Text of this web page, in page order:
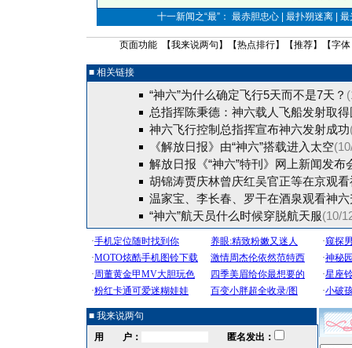
十一新闻之“最”： 最赤胆忠心 | 最扑朔迷离 |
页面功能 【我来说两句 】【热点排行】【推荐】【字体
■ 相关链接
“神六”为什么确定飞行5天而不是7天？
总指挥陈秉德：神六载人飞船发射取
神六飞行控制总指挥宣布神六发射成功
《解放日报》由“神六”搭载进入太空
解放日报《“神六”特刊》网上新闻发布
胡锦涛贾庆林曾庆红吴官正等在京观
温家宝、李长春、罗干在酒泉观看神
“神六”航天员什么时候穿脱航天服(10/
■ 我来说两句
用 户：
匿名发出：